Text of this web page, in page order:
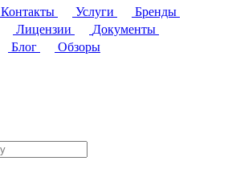
Контакты Услуги
Бренды
Лицензии
Документы
Блог
Обзоры